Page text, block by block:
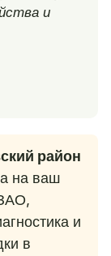
и
район
на ваш
и
в